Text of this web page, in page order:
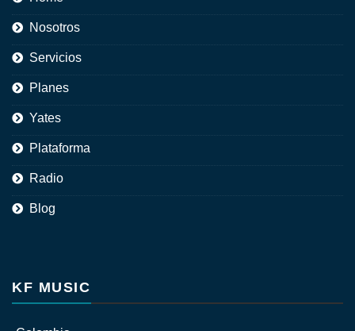
Nosotros
Servicios
Planes
Yates
Plataforma
Radio
Blog
KF MUSIC